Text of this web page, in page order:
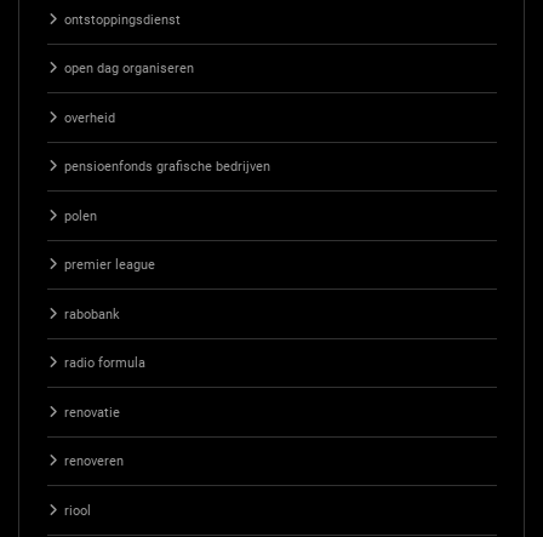
ontstoppingsdienst
open dag organiseren
overheid
pensioenfonds grafische bedrijven
polen
premier league
rabobank
radio formula
renovatie
renoveren
riool